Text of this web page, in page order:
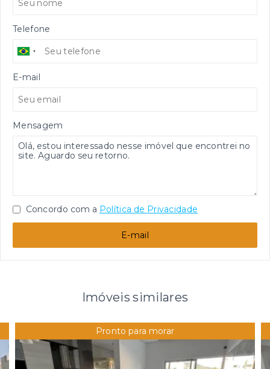
Telefone
E-mail
Mensagem
Concordo com a Política de Privacidade
E-mail
Imóveis similares
Pronto para morar